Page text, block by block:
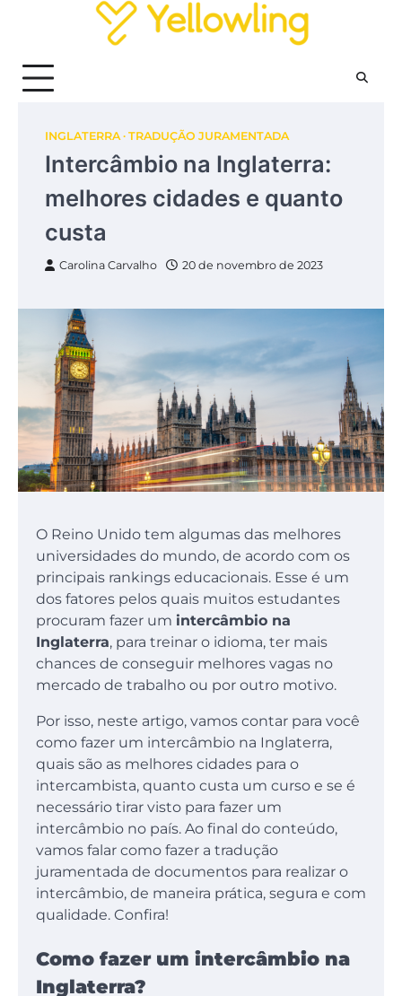
INGLATERRA TRADUÇÃO JURAMENTADA
Intercâmbio na Inglaterra:
melhores cidades e quanto
custa
Carolina Carvalho 20 de novembro de 2023
O Reino Unido tem algumas das melhores
universidades do mundo, de acordo com os
principais rankings educacionais. Esse é um
dos fatores pelos quais muitos estudantes
procuram fazer um intercâmbio na
Inglaterra, para treinar o idioma, ter mais
chances de conseguir melhores vagas no
mercado de trabalho ou por outro motivo.
Por isso, neste artigo, vamos contar para você
como fazer um intercâmbio na Inglaterra,
quais são as melhores cidades para o
intercambista, quanto custa um curso e se é
necessário tirar visto para fazer um
intercâmbio no país. Ao final do conteúdo,
vamos falar como fazer a tradução
juramentada de documentos para realizar o
intercâmbio, de maneira prática, segura e com
qualidade. Confira!
Como fazer um intercâmbio na
Inglaterra?